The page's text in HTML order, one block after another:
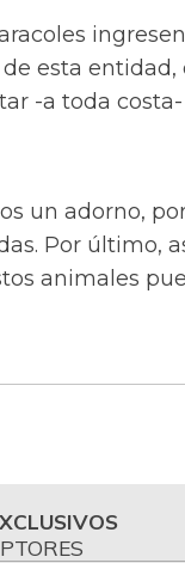
esta entidad,
-a toda costa-
un adorno,
Por último,
animales